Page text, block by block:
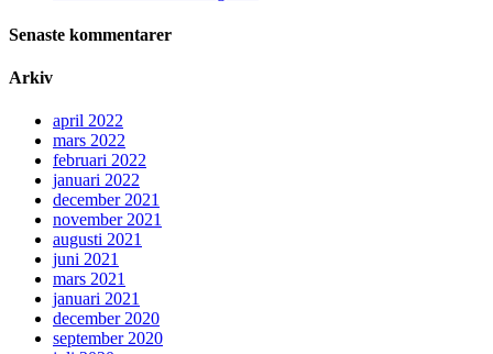
Senaste kommentarer
Arkiv
april 2022
mars 2022
februari 2022
januari 2022
december 2021
november 2021
augusti 2021
juni 2021
mars 2021
januari 2021
december 2020
september 2020